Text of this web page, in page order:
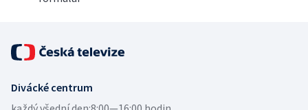
Divácké centrum